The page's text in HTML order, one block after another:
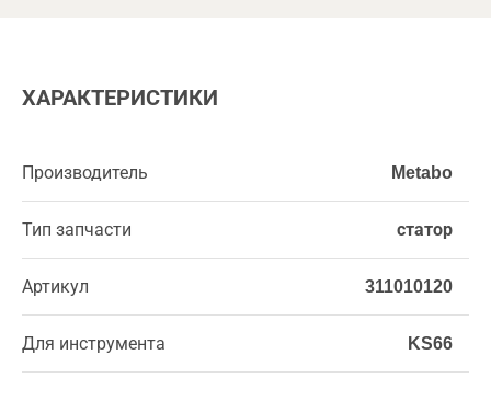
ХАРАКТЕРИСТИКИ
Производитель Metabo
Тип запчасти статор
Артикул 311010120
Для инструмента KS66